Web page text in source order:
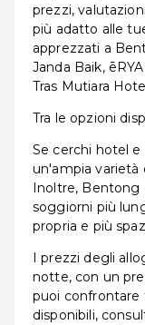
prezzi,
più adatto alle
apprezzati a
Janda Baik,
Tras Mutiara
Tra le opzioni
Se cerchi hotel
un'ampia varietà
Inoltre, Bentong
soggiorni più
propria e più
I prezzi degli
notte, con un
puoi
disponibili,